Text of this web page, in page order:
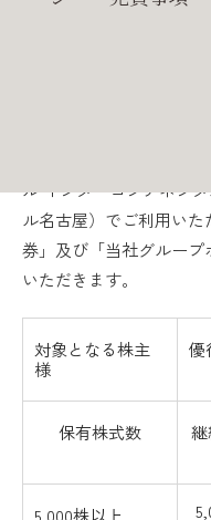
ル インターコンチネン
ル名古屋）でご利用い
券」及び「当社グルー
いただきます。
対象となる株主
様
優
保有株式数
5,000株以上